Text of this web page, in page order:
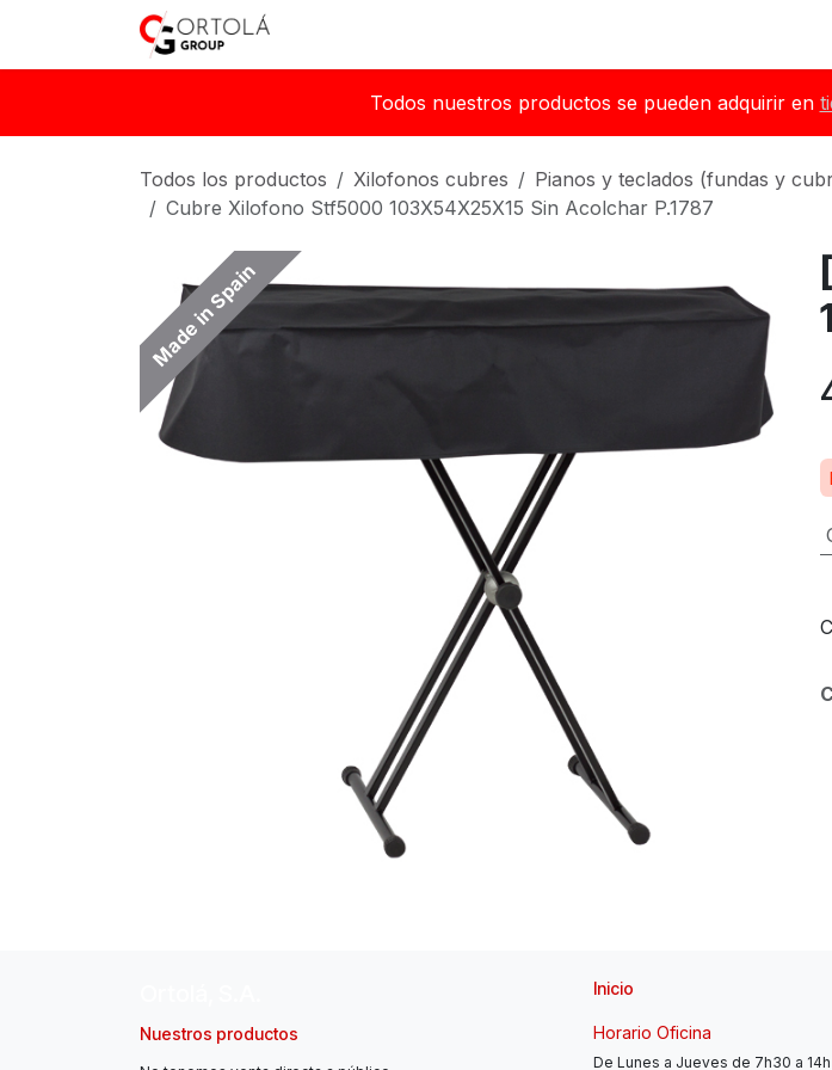
Todos nuestros productos se pueden adquirir en
Todos los productos Xilofonos cubres
Pianos y teclados (fundas y
Cubre Xilofono Stf5000 103X54X25X15 Sin Acolchar P.1787
Made in Spain
Nuestros productos
Inicio
Horario Oficina
De Lunes a Jueves de 7h30 a 14h